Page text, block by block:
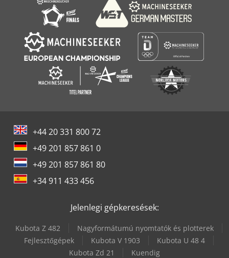
+44 20 331 800 72
+49 201 857 861 0
+49 201 857 861 80
+34 911 433 456
Jelenlegi gépkeresések:
Kubota Z 482
Nagyformátumú nyomtatók és plotterek
Fejlesztőgépek
Kubota V 1903
Kubota U 48 4
Kubota Zd 21
Kuendig